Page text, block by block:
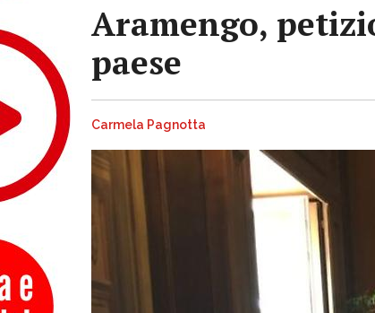
Aramengo,
paese
Carmela Pagnotta